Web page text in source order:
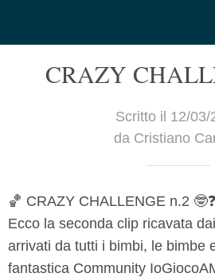
CRAZY
Scritto il 12/03/
da Cristiano
🏀 CRAZY CHALLENGE n.2 🤓❓
Ecco la seconda clip ricavata
arrivati da tutti i bimbi, le bimbe
fantastica Community